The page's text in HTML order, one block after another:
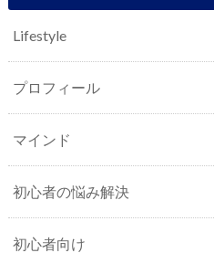
Lifestyle
プロフィール
マインド
初心者の悩み解決
初心者向け